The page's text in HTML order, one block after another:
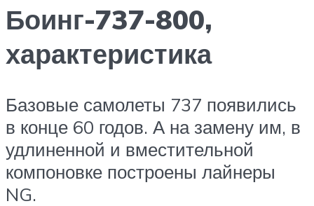
Боинг-737-800,
характеристика
Базовые самолеты 737 появились
в конце 60 годов. А на замену им, в
удлиненной и вместительной
компоновке построены лайнеры
NG.